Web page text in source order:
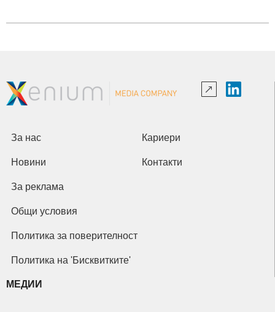
За нас Кариери
Новини Контакти
За реклама
Общи условия
Политика за поверителност
Политика на 'Бисквитките'
МЕДИИ